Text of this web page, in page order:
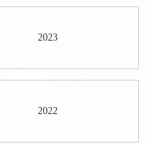
2023
2022